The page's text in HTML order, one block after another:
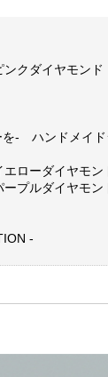
ンクダイヤモンド
を- ハンドメイド
エローダイヤモン
ープルダイヤモン
-